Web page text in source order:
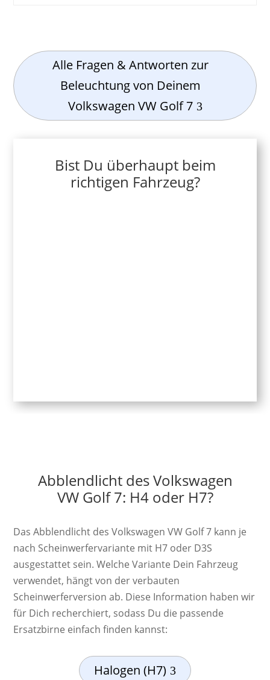
Alle Fragen & Antworten zur
Beleuchtung von Deinem
Volkswagen VW Golf 7
Bist Du überhaupt beim
richtigen Fahrzeug?
Abblendlicht des Volkswagen
VW Golf 7: H4 oder H7?
Das Abblendlicht des Volkswagen VW Golf 7 kann je
nach Scheinwerfervariante mit H7 oder D3S
ausgestattet sein. Welche Variante Dein Fahrzeug
verwendet, hängt von der verbauten
Scheinwerferversion ab. Diese Information haben wir
für Dich recherchiert, sodass Du die passende
Ersatzbirne einfach finden kannst:
Halogen (H7)